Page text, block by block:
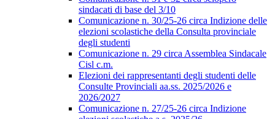
sindacati di base del 3/10
Comunicazione n. 30/25-26 circa Indizione delle
elezioni scolastiche della Consulta provinciale
degli studenti
Comunicazione n. 29 circa Assemblea Sindacale
Cisl c.m.
Elezioni dei rappresentanti degli studenti delle
Consulte Provinciali aa.ss. 2025/2026 e
2026/2027
Comunicazione n. 27/25-26 circa Indizione